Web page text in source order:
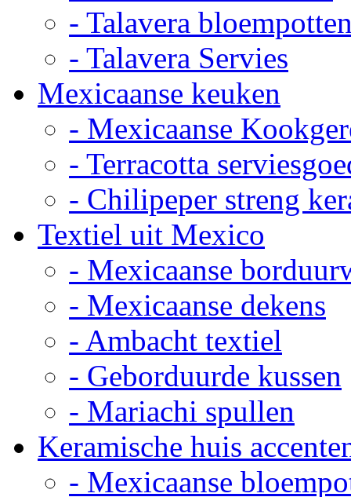
- Talavera
- Talavera Servies
Mexicaanse keuken
- Mexicaanse
- Terracotta
- Chilipeper streng
Textiel uit Mexico
- Mexicaanse
- Mexicaanse dekens
- Ambacht textiel
- Geborduurde kussen
- Mariachi spullen
Keramische huis
- Mexicaanse